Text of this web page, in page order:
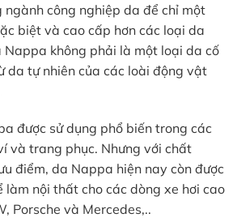
ngành công nghiệp da để chỉ một
biệt và cao cấp hơn các loại da
Nappa không phải là một loại da cố
da tự nhiên của các loài động vật
được sử dụng phổ biến trong các
và trang phục. Nhưng với chất
điểm, da Nappa hiện nay còn được
làm nội thất cho các dòng xe hơi cao
Porsche và Mercedes,..